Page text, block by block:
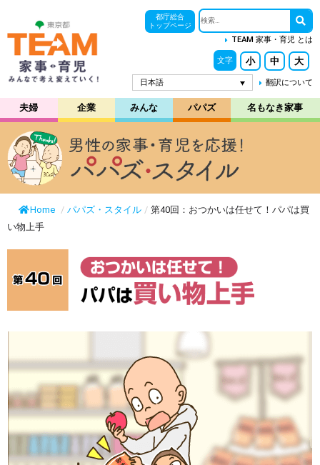
都庁総合
トップページ
TEAM 家事・育児 とは
文字 小 中 大
日本語 翻訳について
夫婦 企業 みんな パパズ 名もなき家事
Home / パパズ・スタイル / 第40回：おつかいは任せて！パパは買
い物上手